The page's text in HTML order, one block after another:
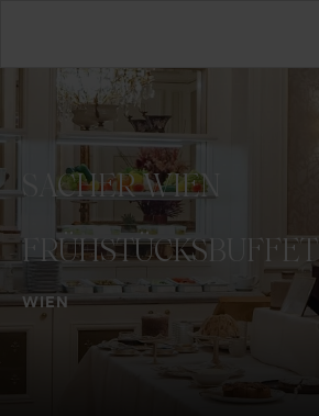
WIEN
SACHER WIEN
FRÜHSTÜCKSBUFFET